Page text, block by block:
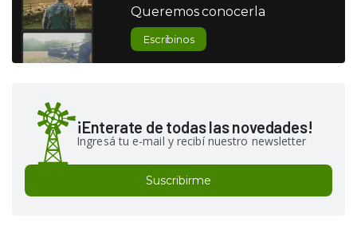
Queremos conocerla
Escribinos
¡Enterate de todas las novedades!
Ingresá tu e-mail y recibí nuestro newsletter
Suscribirme